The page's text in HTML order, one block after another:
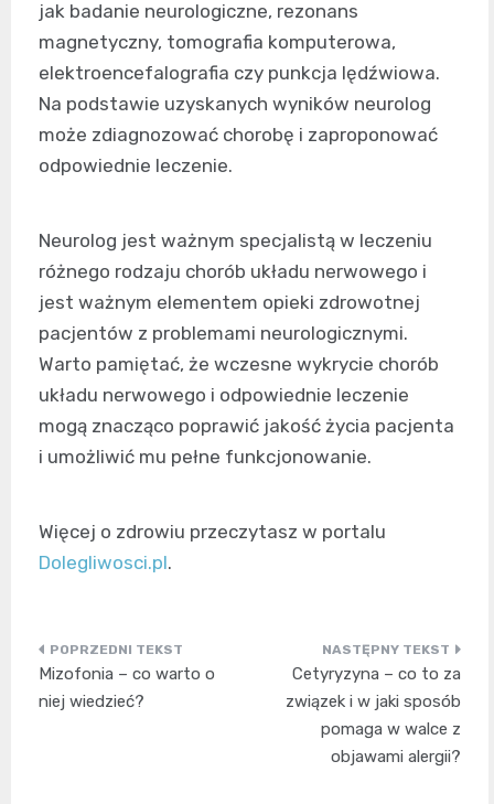
jak badanie neurologiczne, rezonans
magnetyczny, tomografia komputerowa,
elektroencefalografia czy punkcja lędźwiowa.
Na podstawie uzyskanych wyników neurolog
może zdiagnozować chorobę i zaproponować
odpowiednie leczenie.
Neurolog jest ważnym specjalistą w leczeniu
różnego rodzaju chorób układu nerwowego i
jest ważnym elementem opieki zdrowotnej
pacjentów z problemami neurologicznymi.
Warto pamiętać, że wczesne wykrycie chorób
układu nerwowego i odpowiednie leczenie
mogą znacząco poprawić jakość życia pacjenta
i umożliwić mu pełne funkcjonowanie.
Więcej o zdrowiu przeczytasz w portalu
Dolegliwosci.pl.
Nawigacja
wpisu
Mizofonia – co warto o
niej wiedzieć?
Cetyryzyna – co to za
związek i w jaki sposób
pomaga w walce z
objawami alergii?